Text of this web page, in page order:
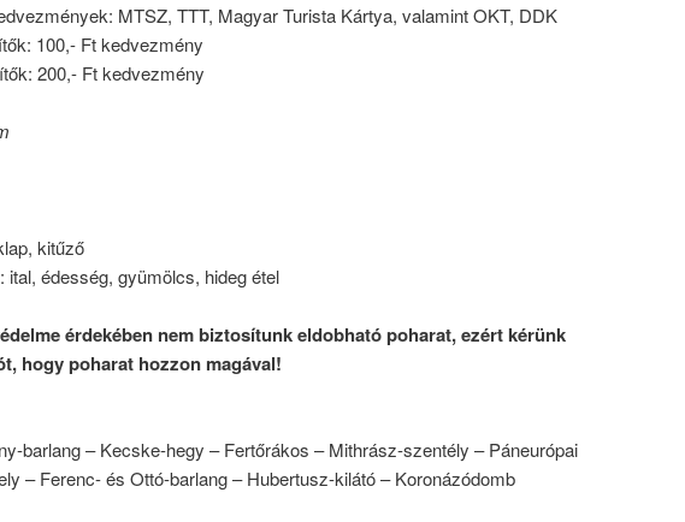
MTSZ, TTT, Magyar Turista Kártya, valamint OKT, DDK
100,- Ft kedvezmény
200,- Ft kedvezmény
kitűző
ital, édesség, gyümölcs, hideg étel
érdekében nem biztosítunk eldobható poharat, ezért kérünk
hogy poharat hozzon magával!
barlang – Kecske-hegy – Fertőrákos – Mithrász-szentély – Páneurópai
– Ferenc- és Ottó-barlang – Hubertusz-kilátó – Koronázódomb